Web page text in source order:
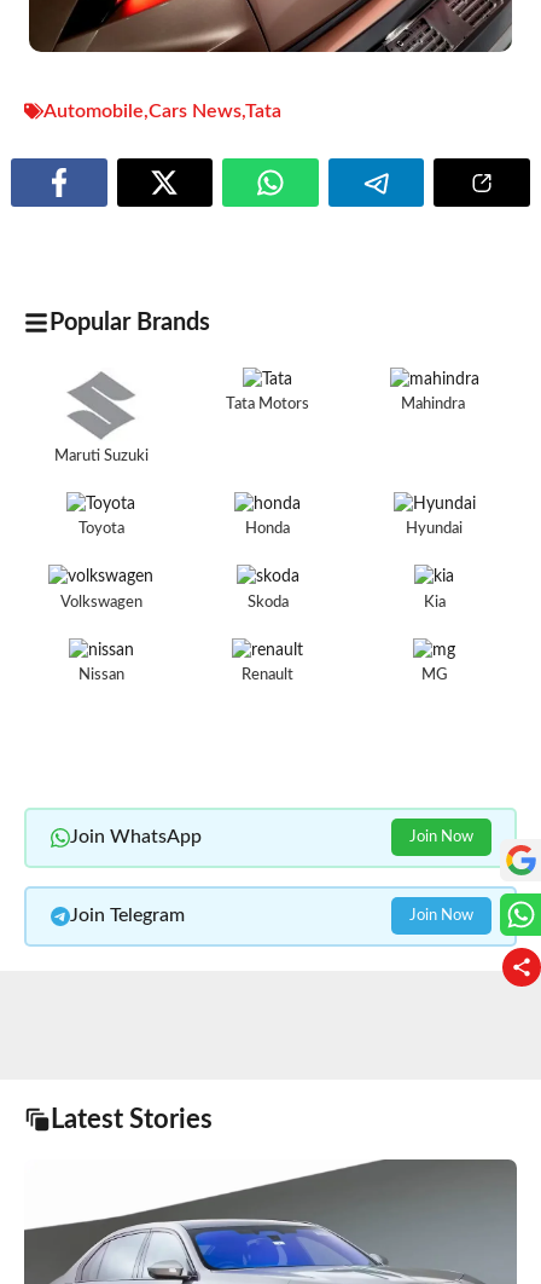
Automobile,Cars News,Tata
Popular Brands
Maruti Suzuki
Tata Motors Mahindra
Toyota Honda Hyundai
Volkswagen Skoda Kia
Nissan Renault MG
Join WhatsApp Join Now
Join Telegram Join Now
Latest Stories